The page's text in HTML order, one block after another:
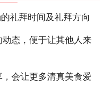
礼拜时间及礼拜方向
态，便于让其他人来
会让更多清真美食爱